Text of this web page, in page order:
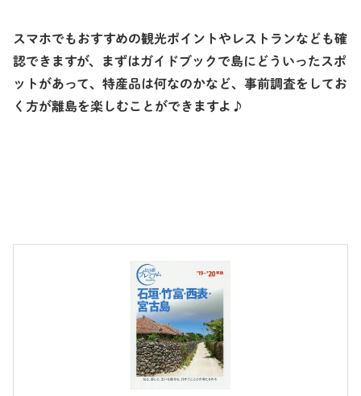
スマホでもおすすめの観光ポイントやレストランなども確
認できますが、まずはガイドブックで島にどういったスポ
ットがあって、特産品は何なのかなど、事前調査をしてお
く方が離島を楽しむことができますよ♪